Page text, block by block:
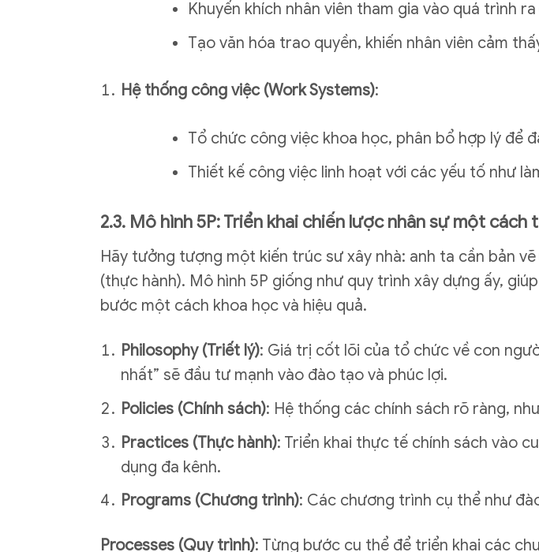
Khuyến khích nhân viên tham gia vào quá trình
Tạo văn hóa trao quyền, khiến nhân viên cảm
Hệ thống công việc (Work Systems):
Tổ chức công việc khoa học, phân bổ hợp lý để
Thiết kế công việc linh hoạt với các yếu tố như
2.3. Mô hình 5P: Triển khai chiến lược nhân sự một cách
Hãy tưởng tượng một kiến trúc sư xây nhà: anh ta cần bản
(thực hành). Mô hình 5P giống như quy trình xây dựng ấy,
bước một cách khoa học và hiệu quả.
Philosophy (Triết lý): Giá trị cốt lõi của tổ chức về con
nhất” sẽ đầu tư mạnh vào đào tạo và phúc lợi.
Policies (Chính sách): Hệ thống các chính sách rõ ràng,
Practices (Thực hành): Triển khai thực tế chính sách vào
dụng đa kênh.
Programs (Chương trình): Các chương trình cụ thể như
Processes (Quy trình): Từng bước cụ thể để triển khai các